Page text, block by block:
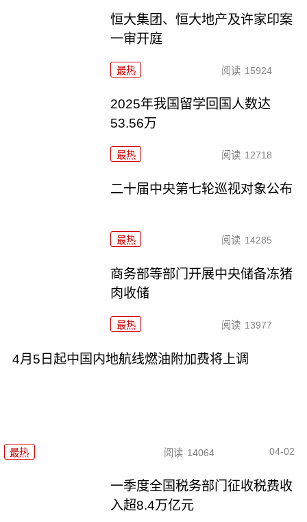
恒大集团、恒大地产及许家印案
一审开庭
最热 阅读 15924
2025年我国留学回国人数达
53.56万
最热 阅读 12718
二十届中央第七轮巡视对象公布
最热 阅读 14285
商务部等部门开展中央储备冻猪
肉收储
最热 阅读 13977
4月5日起中国内地航线燃油附加费将上调
最热 阅读 14064 04-02
一季度全国税务部门征收税费收
入超8.4万亿元